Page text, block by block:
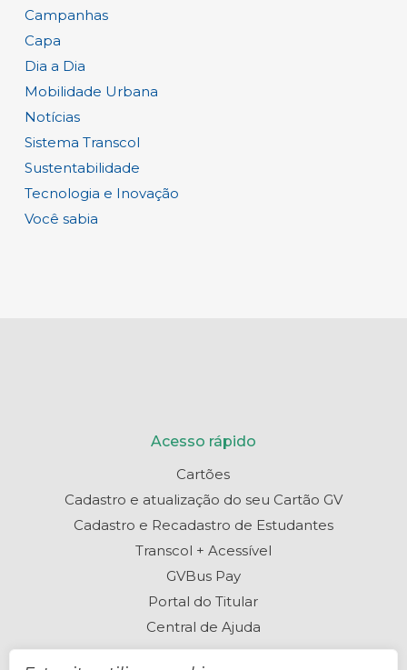
Campanhas
Capa
Dia a Dia
Mobilidade Urbana
Notícias
Sistema Transcol
Sustentabilidade
Tecnologia e Inovação
Você sabia
Acesso rápido
Cartões
Cadastro e atualização do seu Cartão GV
Cadastro e Recadastro de Estudantes
Transcol + Acessível
GVBus Pay
Portal do Titular
Central de Ajuda